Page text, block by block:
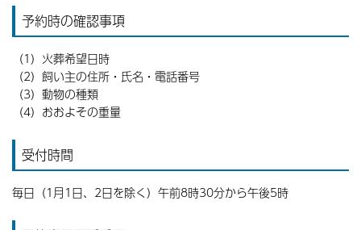
予約時の確認事項
（1）火葬希望日時
（2）飼い主の住所・氏名・電話番号
（3）動物の種類
（4）おおよその重量
受付時間
毎日（1月1日、2日を除く）午前8時30分から午後5時